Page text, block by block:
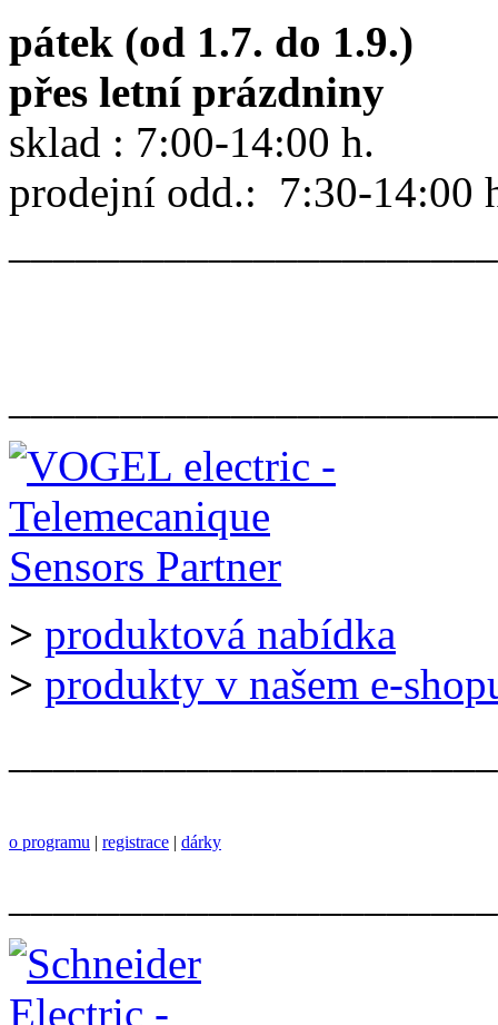
pátek (od 1.7. do 1.9.)
přes letní prázdniny
sklad : 7:00-14:00 h.
prodejní odd.: 7:30-14:00
> produktová nabídka
> produkty v našem e-
o programu | registrace | dárky